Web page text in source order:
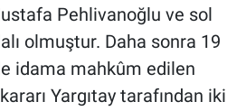
Pehlivanoğlu ve sol
olmuştur. Daha sonra 19
idama mahkûm edilen
Yargıtay tarafından iki